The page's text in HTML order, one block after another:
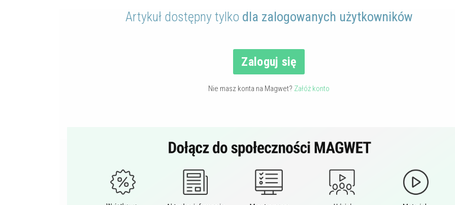
Artykuł dostępny tylko dla zalogowanych użytkowników
Zaloguj się
Nie masz konta na Magwet? Załóż konto